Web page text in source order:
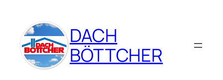
springen
DACH
BÖTTCHER